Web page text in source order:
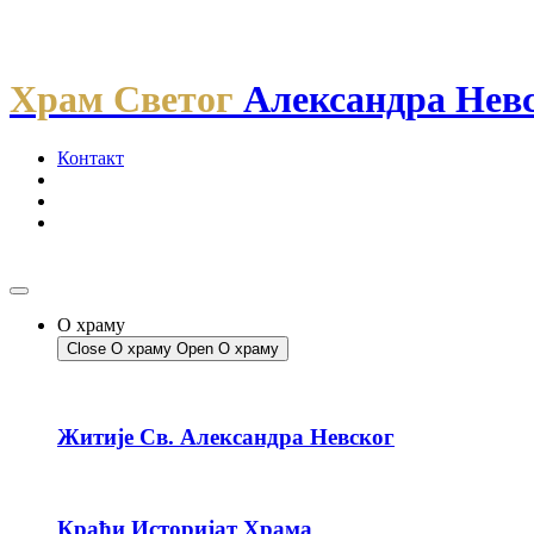
Храм Светог Александра
Контакт
О храму
Close О храму Open О храму
Житије Св. Александра Невског
Краћи Историјат Храма